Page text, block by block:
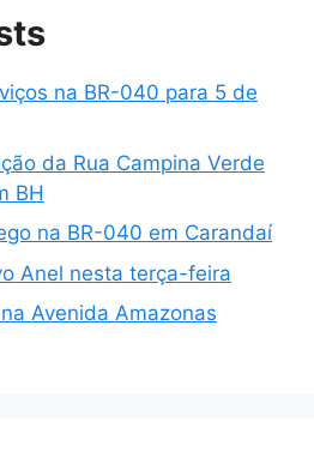
na BR-040 para 5 de
da Rua Campina Verde
BH
na BR-040 em Carandaí
Anel nesta terça-feira
Avenida Amazonas